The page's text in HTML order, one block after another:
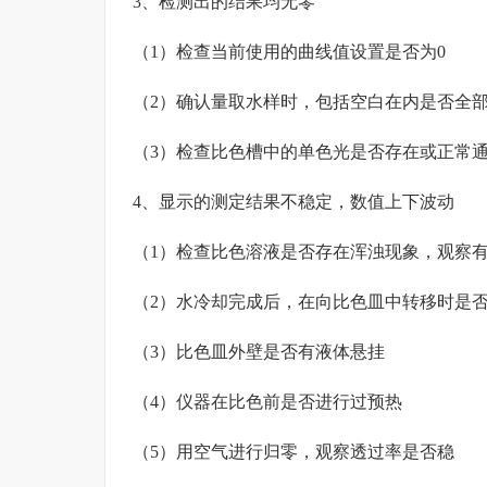
（1）检查当前使用的曲线值设置是否为0
（2）确认量取水样时，包括空白在内是否全
（3）检查比色槽中的单色光是否存在或正常
4、显示的测定结果不稳定，数值上下波动
（1）检查比色溶液是否存在浑浊现象，观察
（2）水冷却完成后，在向比色皿中转移时是
（3）比色皿外壁是否有液体悬挂
（4）仪器在比色前是否进行过预热
（5）用空气进行归零，观察透过率是否稳